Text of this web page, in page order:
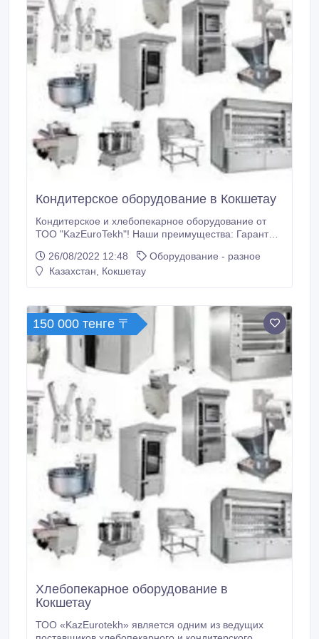
Кондитерское оборудование в Кокшетау
Кондитерское и хлебопекарное оборудование от
ТОО "KazEuroTekh"! Наши преимущества: Гарантия
обслуживание. Монтаж. Экономичные. Простые в
управлении. Качественные. Бесплатная доставка в
мастера бесплатно произведут пусконаладочную
установку у Вас на производстве.
26/08/2022 12:48
Оборудование - разное
Казахстан, Кокшетау
150 000 тенге 〒
Хлебопекарное оборудование в
Кокшетау
ТОО «KazEurotekh» является одним из ведущих